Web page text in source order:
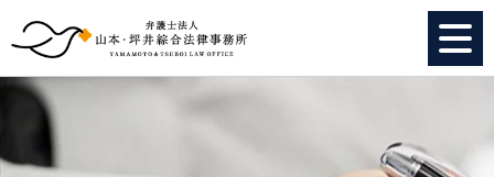
HOME
個人のお客様